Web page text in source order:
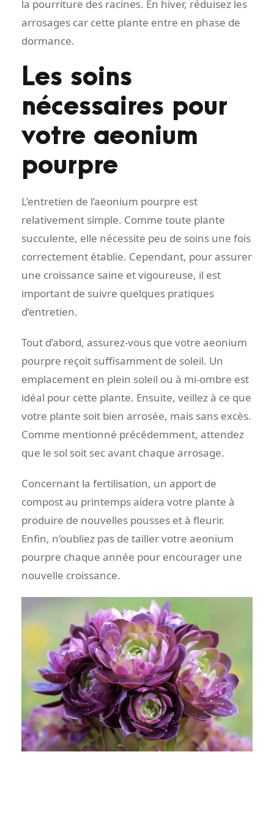
la pourriture des racines. En hiver, réduisez les
arrosages car cette plante entre en phase de
dormance.
Les soins
nécessaires pour
votre aeonium
pourpre
L’entretien de l’aeonium pourpre est
relativement simple. Comme toute plante
succulente, elle nécessite peu de soins une fois
correctement établie. Cependant, pour assurer
une croissance saine et vigoureuse, il est
important de suivre quelques pratiques
d’entretien.
Tout d’abord, assurez-vous que votre aeonium
pourpre reçoit suffisamment de soleil. Un
emplacement en plein soleil ou à mi-ombre est
idéal pour cette plante. Ensuite, veillez à ce que
votre plante soit bien arrosée, mais sans excès.
Comme mentionné précédemment, attendez
que le sol soit sec avant chaque arrosage.
Concernant la fertilisation, un apport de
compost au printemps aidera votre plante à
produire de nouvelles pousses et à fleurir.
Enfin, n’oubliez pas de tailler votre aeonium
pourpre chaque année pour encourager une
nouvelle croissance.